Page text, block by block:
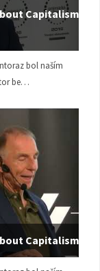
Capitalism |
bol naším
be…
Capitalism